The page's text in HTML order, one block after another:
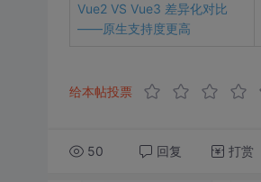
Vue2 VS Vue3 差异化对比
——原生支持度更高
给本帖投票
50 回复 打赏